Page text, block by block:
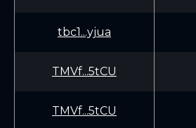
tbc1...yjua
TMVf...5tCU
TMVf...5tCU